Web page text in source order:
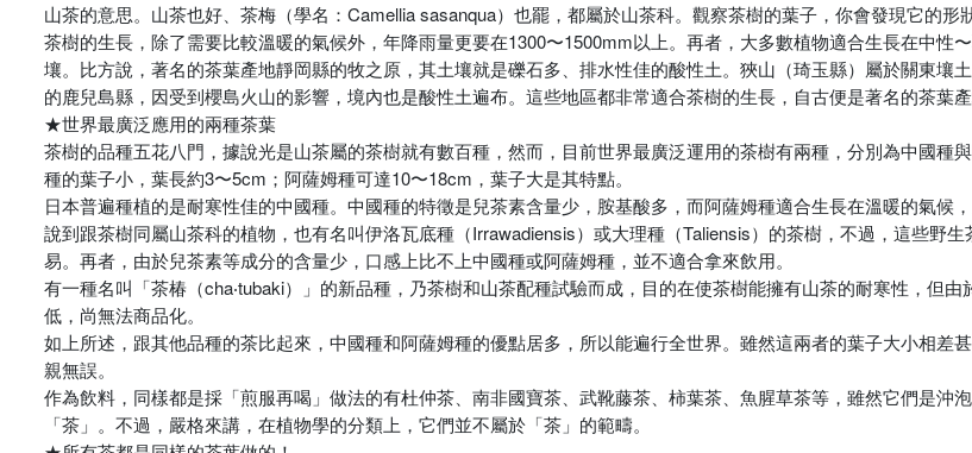
山茶的意思。山茶也好、茶梅（學名：Camellia sasanqua）也罷，都屬於山茶科。觀察茶樹的葉子，你會發現它的形
茶樹的生長，除了需要比較溫暖的氣候外，年降雨量更要在1300〜1500mm以上。再者，大多數植物適合生長在中性
壤。比方說，著名的茶葉產地靜岡縣的牧之原，其土壤就是礫石多、排水性佳的酸性土。狹山（琦玉縣）屬於關東壤
的鹿兒島縣，因受到櫻島火山的影響，境內也是酸性土遍布。這些地區都非常適合茶樹的生長，自古便是著名的茶葉產
★世界最廣泛應用的兩種茶葉
茶樹的品種五花八門，據說光是山茶屬的茶樹就有數百種，然而，目前世界最廣泛運用的茶樹有兩種，分別為中國種
種的葉子小，葉長約3〜5cm；阿薩姆種可達10〜18cm，葉子大是其特點。
日本普遍種植的是耐寒性佳的中國種。中國種的特徵是兒茶素含量少，胺基酸多，而阿薩姆種適合生長在溫暖的氣候
說到跟茶樹同屬山茶科的植物，也有名叫伊洛瓦底種（Irrawadiensis）或大理種（Taliensis）的茶樹，不過，這些野
易。再者，由於兒茶素等成分的含量少，口感上比不上中國種或阿薩姆種，並不適合拿來飲用。
有一種名叫「茶椿（cha‧tubaki）」的新品種，乃茶樹和山茶配種試驗而成，目的在使茶樹能擁有山茶的耐寒性，但
低，尚無法商品化。
如上所述，跟其他品種的茶比起來，中國種和阿薩姆種的優點居多，所以能遍行全世界。雖然這兩者的葉子大小相差
親無誤。
作為飲料，同樣都是採「煎服再喝」做法的有杜仲茶、南非國寶茶、武靴藤茶、柿葉茶、魚腥草茶等，雖然它們是沖
「茶」。不過，嚴格來講，在植物學的分類上，它們並不屬於「茶」的範疇。